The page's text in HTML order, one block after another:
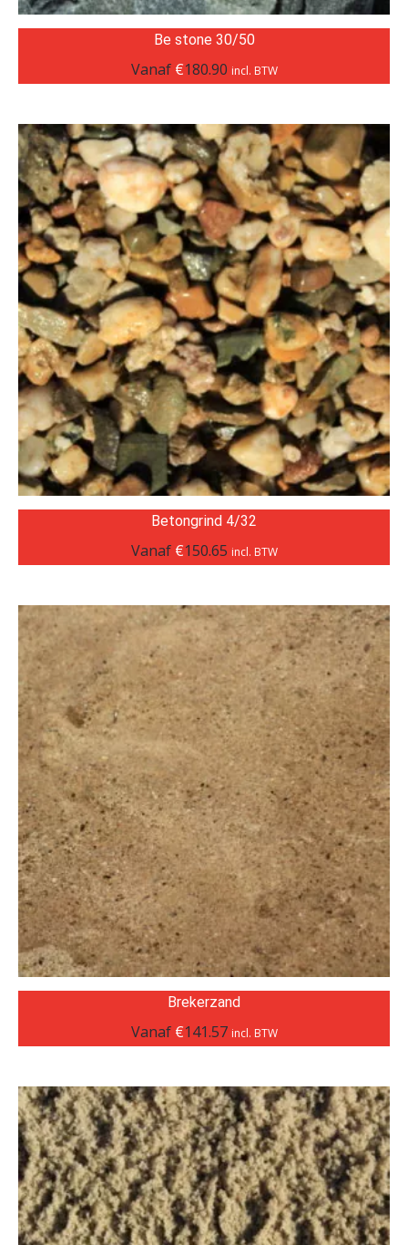
Be stone 30/50
Vanaf €180.90 incl. BTW
Betongrind 4/32
Vanaf €150.65 incl. BTW
Brekerzand
Vanaf €141.57 incl. BTW